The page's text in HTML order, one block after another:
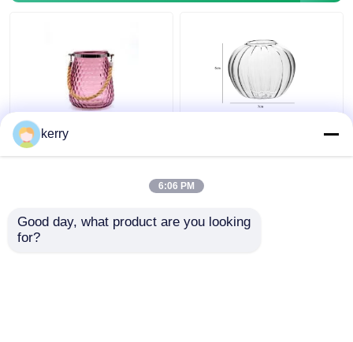
কাস্টম ডিজাইন 5 ইঞ্চি 10 ইঞ্চি
ক্লাসিকাল সিলিন্ডার ফুলের গ্লাস
kerry
6:06 PM
Good day, what product are you looking
for?